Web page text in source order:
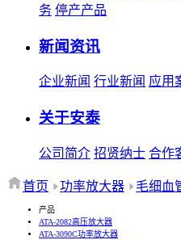
务 停产产品
新闻资讯
企业新闻 行业新闻 应用
关于安泰
公司简介 招贤纳士 合作
首页 功率放大器
毛细血
产品
ATA-2082高压放大器
ATA-3090C功率放大器